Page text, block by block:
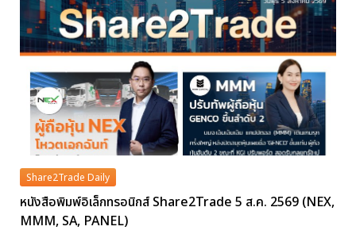
Share2Trade Daily
หนังสือพิมพ์อิเล็กทรอนิกส์ Share2Trade 5 ส.ค. 2569 (NEX,
MMM, SA, PANEL)